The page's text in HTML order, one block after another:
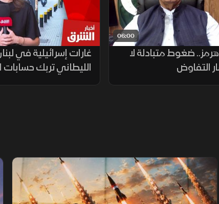
06:00
ضغوط متبادلة لا
التفاوض
غارات إسرائيلية في
الليطاني تربك حسابات